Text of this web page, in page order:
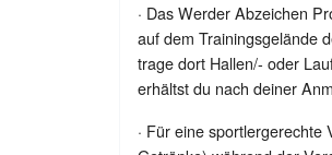
· Das Werder Abzeichen
auf dem Trainingsgelände
trage dort Hallen/- oder
erhältst du nach deiner
· Für eine